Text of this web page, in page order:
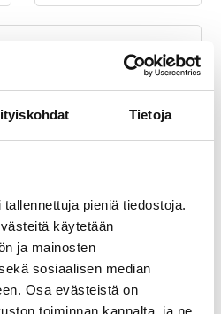
Tietoja
pieniä tiedostoja.
käytetään
ja mainosten
sosiaalisen median
Osa evästeistä on
toiminnan kannalta, ja ne
search terms